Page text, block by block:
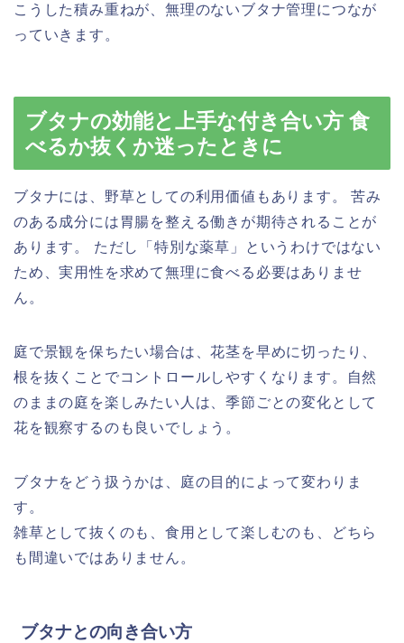
こうした積み重ねが、無理のないブタナ管理につなが
っていきます。
ブタナの効能と上手な付き合い方 食
べるか抜くか迷ったときに
ブタナには、野草としての利用価値もあります。 苦み
のある成分には胃腸を整える働きが期待されることが
あります。 ただし「特別な薬草」というわけではない
ため、実用性を求めて無理に食べる必要はありませ
ん。
庭で景観を保ちたい場合は、花茎を早めに切ったり、
根を抜くことでコントロールしやすくなります。自然
のままの庭を楽しみたい人は、季節ごとの変化として
花を観察するのも良いでしょう。
ブタナをどう扱うかは、庭の目的によって変わりま
す。
雑草として抜くのも、食用として楽しむのも、どちら
も間違いではありません。
ブタナとの向き合い方